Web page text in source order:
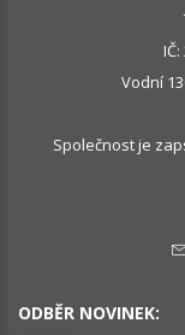
Vodní
Společnost je
ODBĚR NOVINEK: